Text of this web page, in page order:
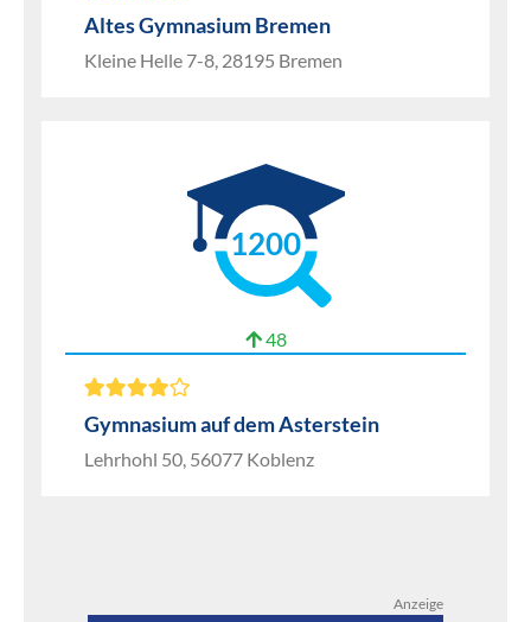
Altes Gymnasium Bremen
Kleine Helle 7-8, 28195 Bremen
1200
48
Gymnasium auf dem Asterstein
Lehrhohl 50, 56077 Koblenz
Anzeige